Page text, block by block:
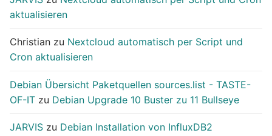
aktualisieren
Christian zu Nextcloud automatisch per Script und
Cron aktualisieren
Debian Übersicht Paketquellen sources.list - TASTE-
OF-IT zu Debian Upgrade 10 Buster zu 11 Bullseye
JARVIS zu Debian Installation von InfluxDB2